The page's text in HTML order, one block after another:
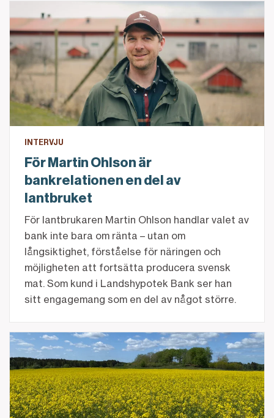
För Martin Ohlson är bankrelationen en del av
INTERVJU
För Martin Ohlson är
bankrelationen en del av
lantbruket
För lantbrukaren Martin Ohlson handlar valet av
bank inte bara om ränta – utan om
långsiktighet, förståelse för näringen och
möjligheten att fortsätta producera svensk
mat. Som kund i Landshypotek Bank ser han
sitt engagemang som en del av något större.
Sparkonto Jord & Skog – så kan pengarna växa